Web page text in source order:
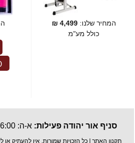
המחיר שלנו:4,499
₪
כולל מע"מ
סניף אור יהודה פעילות: א-ה: 9:00-16:00 ו: 9:00-14:00
תקנון האתר | כל הזכויות שמורות, אין להעתיק